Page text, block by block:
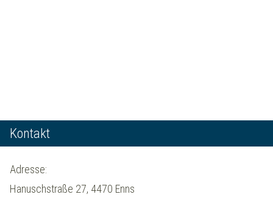
Kontakt
Adresse:
Hanuschstraße 27, 4470 Enns